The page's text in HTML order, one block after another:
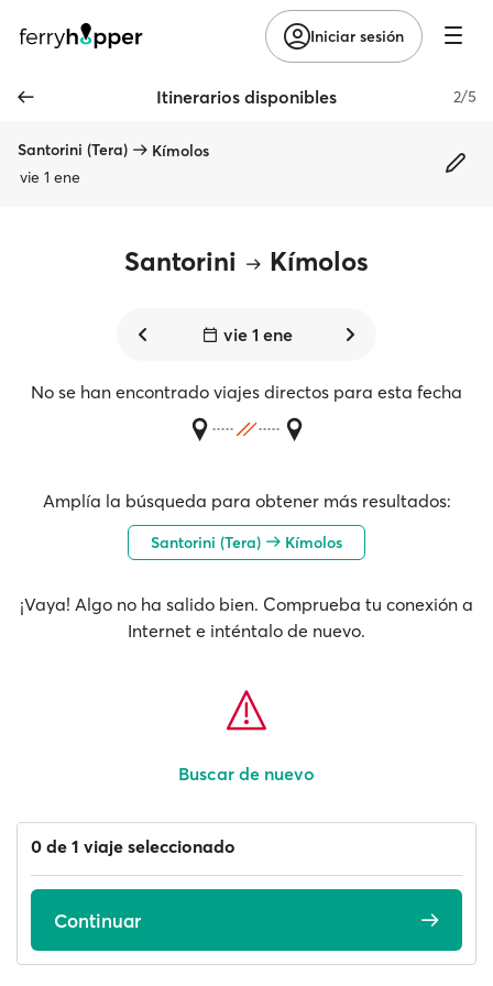
Iniciar sesión
Itinerarios disponibles 2/5
Santorini (Tera)
Kímolos
vie 1 ene
Santorini Kímolos
vie 1 ene
No se han encontrado viajes directos para esta fecha
Amplía la búsqueda para obtener más resultados:
Santorini (Tera) Kímolos
¡Vaya! Algo no ha salido bien. Comprueba tu conexión a
Internet e inténtalo de nuevo.
Buscar de nuevo
0 de 1 viaje seleccionado
Continuar